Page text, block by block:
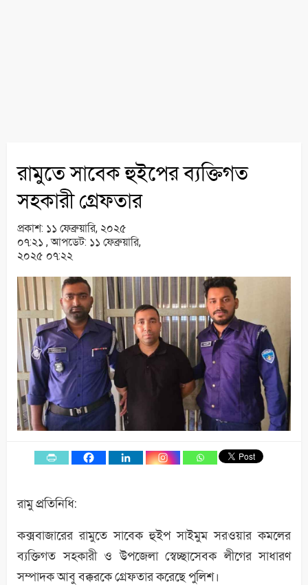
রামুতে সাবেক হুইপের ব্যক্তিগত
সহকারী গ্রেফতার
প্রকাশ: ১১ ফেব্রুয়ারি, ২০২৫
০৭:২১ ,আপডেট: ১১ ফেব্রুয়ারি,
২০২৫ ০৭:২২
রামু প্রতিনিধি:
কক্সবাজারের রামুতে সাবেক হুইপ সাইমুম সরওয়ার কমলের
ব্যক্তিগত সহকারী ও উপজেলা স্বেচ্ছাসেবক লীগের সাধারণ
সম্পাদক আবু বক্করকে গ্রেফতার করেছে পুলিশ।